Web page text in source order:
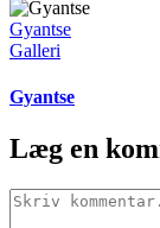
Gyantse
Galleri
Gyantse
Læg en
Comment